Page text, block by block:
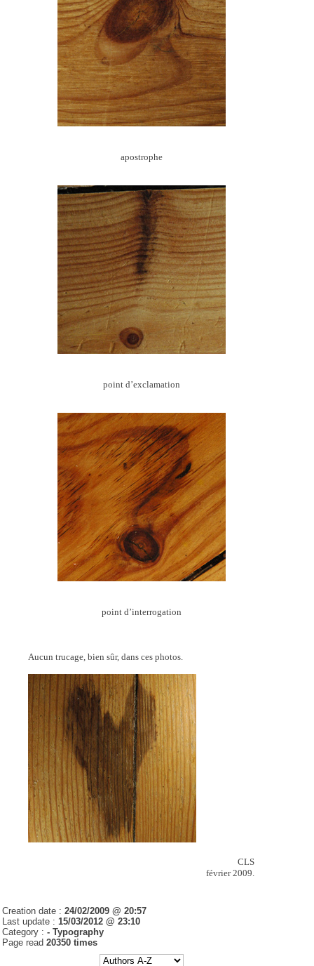
apostrophe
point d’exclamation
point d’interrogation
Aucun trucage, bien sûr, dans ces photos.
CLS
février 2009.
Creation date :24/02/2009 @ 20:57
Last update : 15/03/2012 @ 23:10
Category :- Typography
Page read20350 times